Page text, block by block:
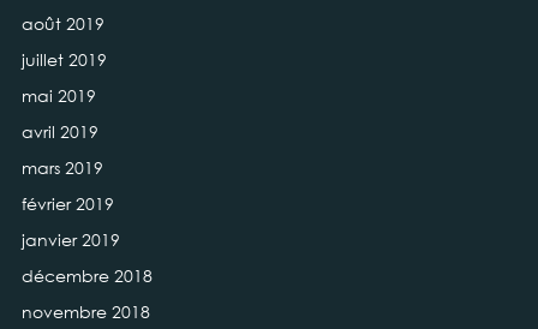
août 2019
juillet 2019
mai 2019
avril 2019
mars 2019
février 2019
janvier 2019
décembre 2018
novembre 2018